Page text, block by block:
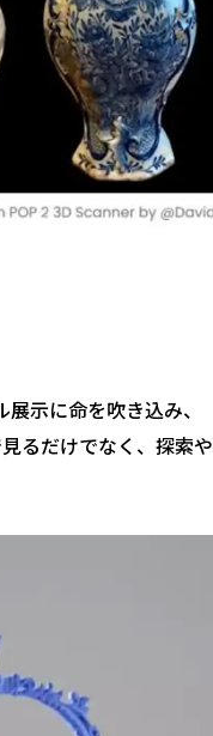
示に命を吹き込み、
るだけでなく、探索や